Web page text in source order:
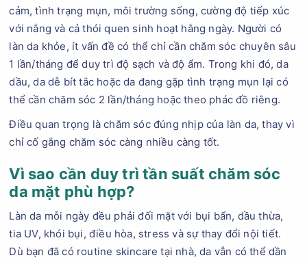
cảm, tình trạng mụn, môi trường sống, cường độ tiếp xúc
với nắng và cả thói quen sinh hoạt hằng ngày. Người có
làn da khỏe, ít vấn đề có thể chỉ cần chăm sóc chuyên sâu
1 lần/tháng để duy trì độ sạch và độ ẩm. Trong khi đó, da
dầu, da dễ bít tắc hoặc da đang gặp tình trạng mụn lại có
thể cần chăm sóc 2 lần/tháng hoặc theo phác đồ riêng.
Điều quan trọng là chăm sóc đúng nhịp của làn da, thay vì
chỉ cố gắng chăm sóc càng nhiều càng tốt.
Vì sao cần duy trì tần suất chăm sóc
da mặt phù hợp?
Làn da mỗi ngày đều phải đối mặt với bụi bẩn, dầu thừa,
tia UV, khói bụi, điều hòa, stress và sự thay đổi nội tiết.
Dù bạn đã có routine skincare tại nhà, da vẫn có thể dần